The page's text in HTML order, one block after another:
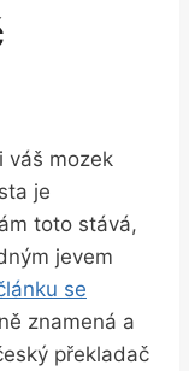
váš mozek
je
toto stává,
jevem
se
znamená a
překladač